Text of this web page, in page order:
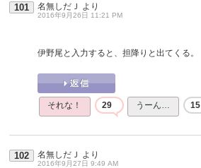
101 名無しだＪ より
2016年9月26日 11:21 PM
伊野尾と入力すると、担降りと出てくる。
それな！ 29 うーん… 15
102 名無しだＪ より
2016年9月27日 9:49 AM